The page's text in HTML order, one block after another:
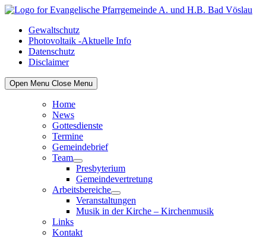
Skip
contentGewaltschutz
Photovoltaik -Aktuelle Info
Datenschutz
Disclaimer
Open Menu Close Menu
Home
News
Gottesdienste
Termine
Gemeindebrief
Team
Show
sub
menu
Presbyterium
Gemeindevertretung
Arbeitsbereiche
Show
sub
menu
Veranstaltungen
Musik in der Kirche – Kirchenmusik
Links
Kontakt